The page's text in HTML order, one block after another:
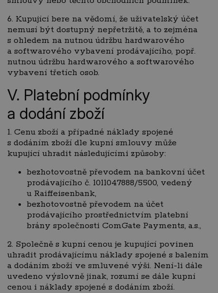
6. Kupující bere na vědomí, že uživatelský účet
nemusí být dostupný nepřetržitě, a to zejména
s ohledem na nutnou údržbu hardwarového
a softwarového vybavení prodávajícího, popř.
nutnou údržbu hardwarového a softwarového
vybavení třetích osob.
V. Platební podmínky
a dodání zboží
1. Cenu zboží a případné náklady spojené
s dodáním zboží dle kupní smlouvy může
kupující uhradit následujícími způsoby:
bezhotovostně převodem na bankovní účet
prodávajícího č. 1011047888/5500, vedený
u Raiffeisenbank,
bezhotovostně převodem na účet
prodávajícího prostřednictvím platební
brány společnosti ComGate Payments, a.s.,
2. Společně s kupní cenou je kupující povinen
uhradit prodávajícímu náklady spojené s balením
a dodáním zboží ve smluvené výši. Není-li dále
uvedeno výslovně jinak, rozumí se dále kupní
cenou i náklady spojené s dodáním zboží.